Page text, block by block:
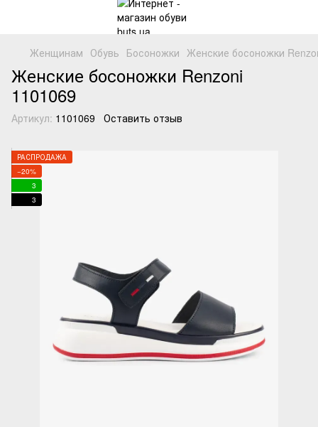
Женщинам Обувь Босоножки Женские босоножки
Женские босоножки Renzoni
1101069
Артикул: 1101069 Оставить отзыв
РАСПРОДАЖА
−20%
3
3